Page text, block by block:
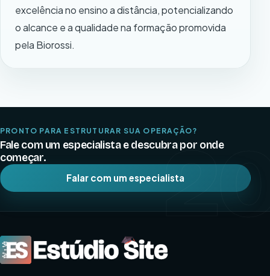
excelência no ensino a distância, potencializando
o alcance e a qualidade na formação promovida
pela Biorossi.
PRONTO PARA ESTRUTURAR SUA OPERAÇÃO?
Fale com um especialista e descubra por onde
começar.
Falar com um especialista